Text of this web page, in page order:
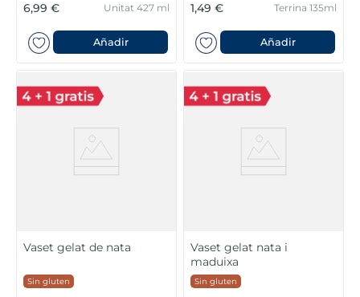
6,99 € Unitat 427 ml
Añadir
1,49 € Terrina 135ml
Añadir
Vaset gelat de nata
Sin gluten
Vaset gelat nata i
maduixa
Sin gluten